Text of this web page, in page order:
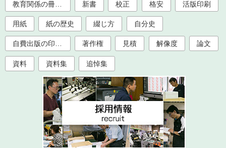
新書 校正 格安 活版印刷
用紙 紙の歴史 綴じ方 自分史
自費出版の印刷製本 著作権 見積 解像度 論文
資料 資料集 追悼集